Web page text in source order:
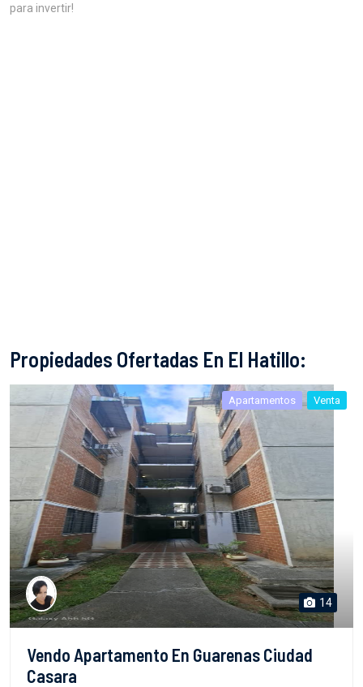
para invertir!
Propiedades Ofertadas En El Hatillo:
Apartamentos Venta
14
Vendo Apartamento En Guarenas Ciudad
Casara